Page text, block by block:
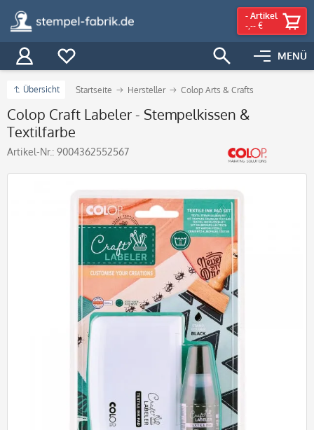
MENÜ
- Artikel
-,-- €
Übersicht Startseite Hersteller Colop Arts & Crafts
Colop Craft Labeler - Stempelkissen &
Textilfarbe
Artikel-Nr.: 9004362552567